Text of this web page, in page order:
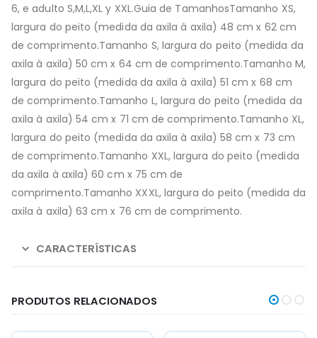
6, e adulto S,M,L,XL y XXL.Guia de TamanhosTamanho XS,
largura do peito (medida da axila à axila) 48 cm x 62 cm
de comprimento.Tamanho S, largura do peito (medida da
axila à axila) 50 cm x 64 cm de comprimento.Tamanho M,
largura do peito (medida da axila à axila) 51 cm x 68 cm
de comprimento.Tamanho L, largura do peito (medida da
axila à axila) 54 cm x 71 cm de comprimento.Tamanho XL,
largura do peito (medida da axila à axila) 58 cm x 73 cm
de comprimento.Tamanho XXL, largura do peito (medida
da axila à axila) 60 cm x 75 cm de
comprimento.Tamanho XXXL, largura do peito (medida da
axila à axila) 63 cm x 76 cm de comprimento.
CARACTERÍSTICAS
PRODUTOS RELACIONADOS